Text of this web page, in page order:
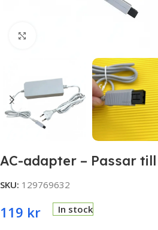
AC-adapter – Passar
SKU: 129769632
119 kr In stock